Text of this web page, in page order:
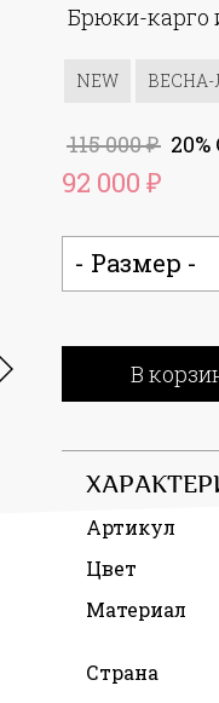
Брюки-карго
NEW ВЕСНА-
115 000₽
92 000 ₽
- Размер -
В
Артикул
Цвет
Материал
Страна